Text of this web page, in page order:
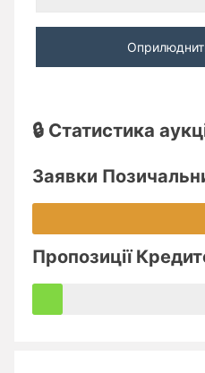
🔒 Статистика
Заявки
Пропозиції